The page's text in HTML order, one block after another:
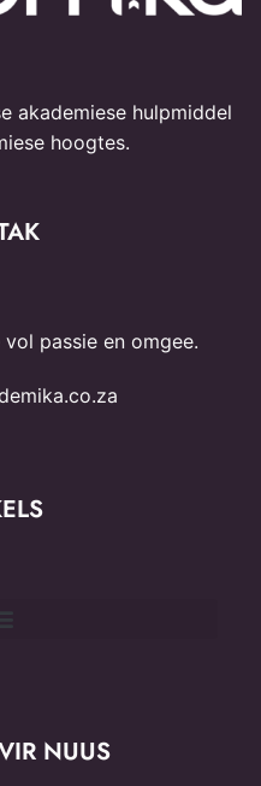
akademiese hulpmiddel
hoogtes.
passie en omgee.
NUUS